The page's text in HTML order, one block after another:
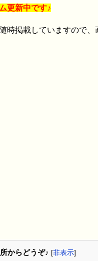
更新中です♪
時掲載していますので
からどうぞ♪ [非表示]